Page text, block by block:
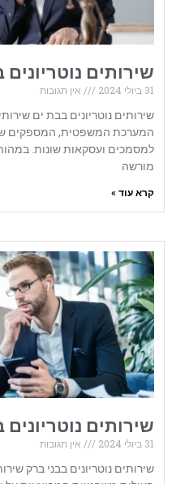
שירותים
31 ביולי 2024
אין תגובות
שירותים נוטריונים בבת ים
המערכת המשפטית, המספקים
למסמכים ועסקאות שונות.
מורשה
קרא עוד »
שירותים
31 ביולי 2024
אין תגובות
שירותים נוטריונים בבני ברק